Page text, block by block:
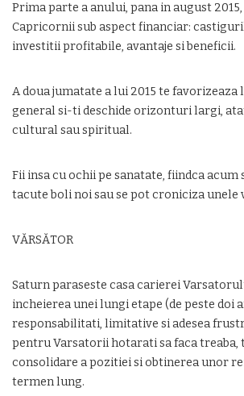
Prima parte a anului, pana in august
Capricornii sub aspect financiar:
investitii profitabile, avantaje si beneficii.
A doua jumatate a lui 2015 te favorizeaza
general si-ti deschide orizonturi largi,
cultural sau spiritual.
Fii insa cu ochii pe sanatate, fiindca acum
tacute boli noi sau se pot croniciza unele
VĂRSĂTOR
Saturn paraseste casa carierei
incheierea unei lungi etape (de peste doi
responsabilitati, limitative si adesea
pentru Varsatorii hotarati sa faca treaba,
consolidare a pozitiei si obtinerea unor
termen lung.